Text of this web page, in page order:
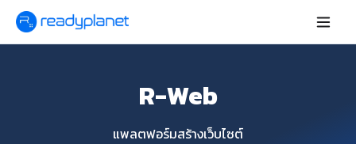
R-Web
แพลตฟอร์มสร้างเว็บไซต์